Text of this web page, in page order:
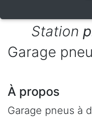
Station
Garage
À propos
Garage pneus à